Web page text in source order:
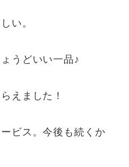
い。
うどいい一品♪
えました！
ビス。今後も続くか